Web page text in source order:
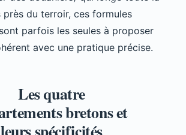
près du terroir, ces formules
parfois les seules à proposer
avec une pratique précise.
Les quatre
bretons et